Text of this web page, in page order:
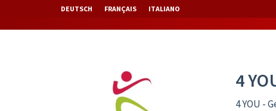
DEUTSCH FRANÇAIS ITALIANO
4
4 YOU -